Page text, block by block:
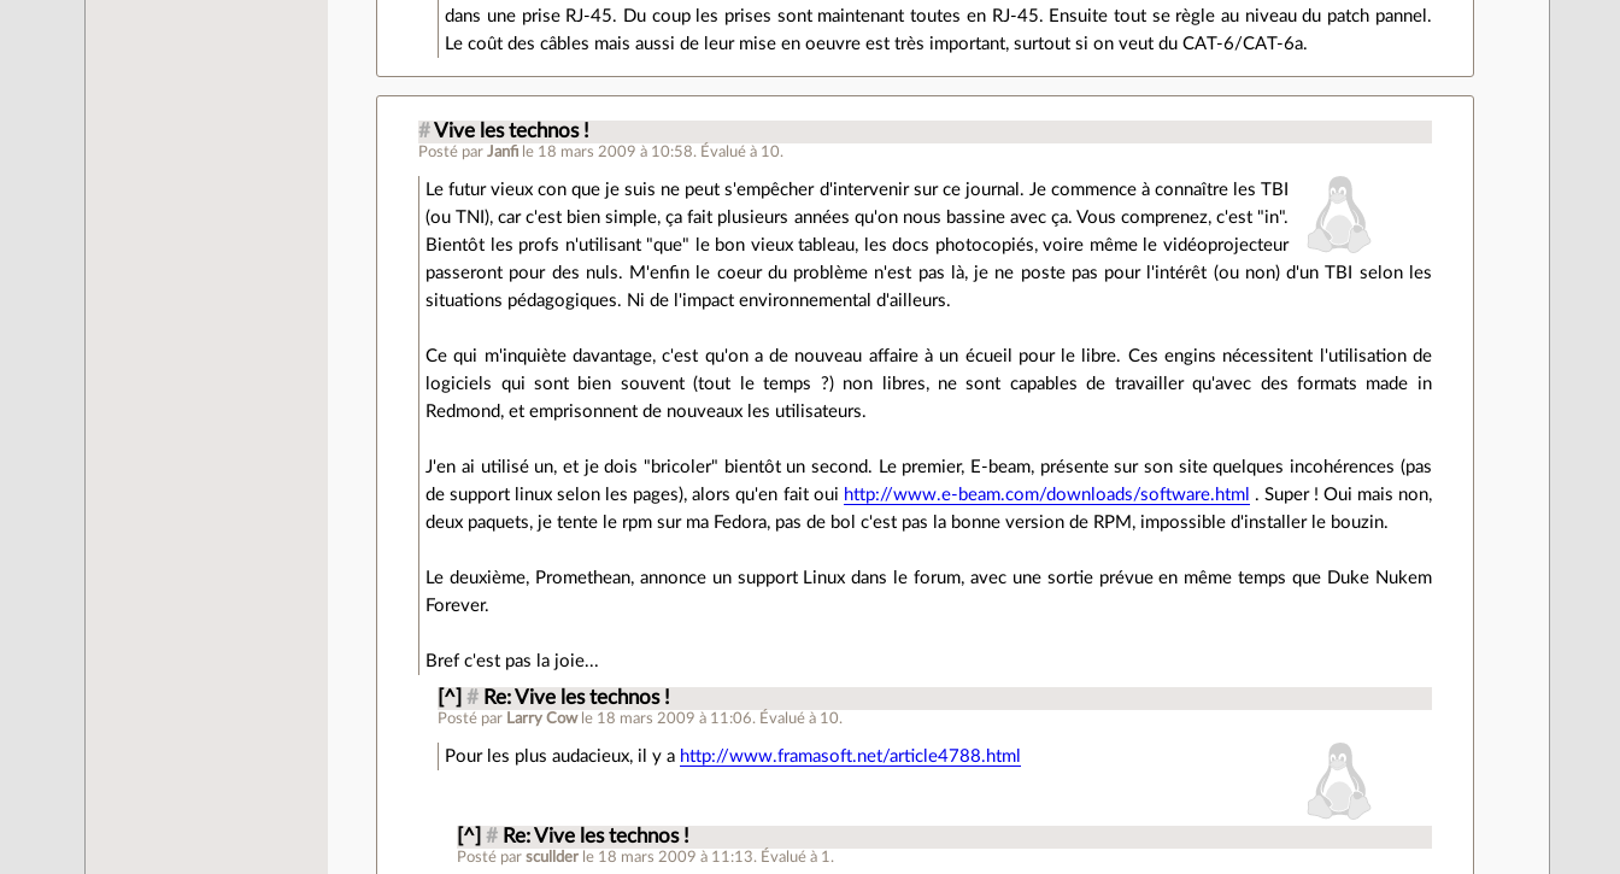
dans une prise RJ-45. Du coup les prises sont maintenant toutes en RJ-45. Ensuite tout se règle au niveau du patch pannel.
Le coût des câbles mais aussi de leur mise en oeuvre est très important, surtout si on veut du CAT-6/CAT-6a.
# Vive les technos !
Posté parJanfi le 18 mars 2009 à 10:58. Évalué à 10.
Le futur vieux con que je suis ne peut s'empêcher d'intervenir sur ce journal. Je commence à connaître les TBI
(ou TNI), car c'est bien simple, ça fait plusieurs années qu'on nous bassine avec ça. Vous comprenez, c'est "in".
Bientôt les profs n'utilisant "que" le bon vieux tableau, les docs photocopiés, voire même le vidéoprojecteur
passeront pour des nuls. M'enfin le coeur du problème n'est pas là, je ne poste pas pour l'intérêt (ou non) d'un TBI selon les
situations pédagogiques. Ni de l'impact environnemental d'ailleurs.
Ce qui m'inquiète davantage, c'est qu'on a de nouveau affaire à un écueil pour le libre. Ces engins nécessitent l'utilisation de
logiciels qui sont bien souvent (tout le temps ?) non libres, ne sont capables de travailler qu'avec des formats made in
Redmond, et emprisonnent de nouveaux les utilisateurs.
J'en ai utilisé un, et je dois "bricoler" bientôt un second. Le premier, E-beam, présente sur son site quelques incohérences (pas
de support linux selon les pages), alors qu'en fait oui http://www.e-beam.com/downloads/software.html . Super ! Oui mais non,
deux paquets, je tente le rpm sur ma Fedora, pas de bol c'est pas la bonne version de RPM, impossible d'installer le bouzin.
Le deuxième, Promethean, annonce un support Linux dans le forum, avec une sortie prévue en même temps que Duke Nukem
Forever.
Bref c'est pas la joie...
[^] # Re: Vive les technos !
Posté par Larry Cow le 18 mars 2009 à 11:06. Évalué à 10.
Pour les plus audacieux, il y a http://www.framasoft.net/article4788.html
[^] # Re: Vive les technos !
Posté parscullder le 18 mars 2009 à 11:13. Évalué à 1 .